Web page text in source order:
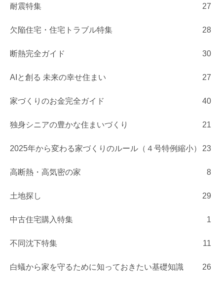
耐震特集 27
欠陥住宅・住宅トラブル特集 28
断熱完全ガイド 30
AIと創る 未来の幸せ住まい 27
家づくりのお金完全ガイド 40
独身シニアの豊かな住まいづくり 21
2025年から変わる家づくりのルール（４号特例縮小） 23
高断熱・高気密の家 8
土地探し 29
中古住宅購入特集 1
不同沈下特集 11
白蟻から家を守るために知っておきたい基礎知識 26